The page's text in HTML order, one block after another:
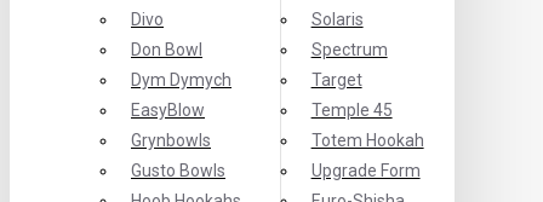
Divo
Don Bowl
Dym Dymych
EasyBlow
Grynbowls
Gusto Bowls
Solaris
Spectrum
Target
Temple 45
Totem Hookah
Upgrade Form